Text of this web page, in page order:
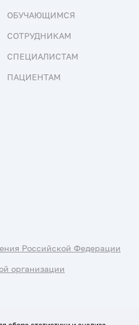
ОБУЧАЮЩИМСЯ
СОТРУДНИКАМ
СПЕЦИАЛИСТАМ
ПАЦИЕНТАМ
Российской Федерации
организации